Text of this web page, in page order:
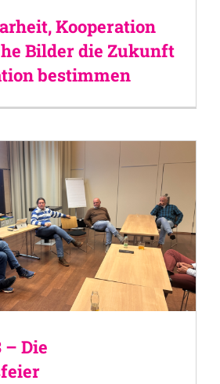
Kooperation
Bilder die Zukunft
bestimmen
– Die